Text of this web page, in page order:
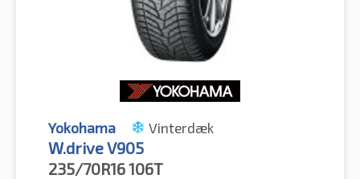
Yokohama Vinterdæk
W.drive V905
235/70R16106T